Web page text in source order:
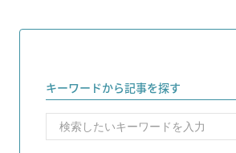
キーワードから記事を探す